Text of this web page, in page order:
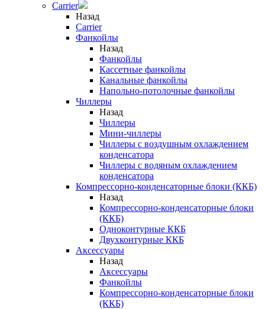
Carrier
Назад
Carrier
Фанкойлы
Назад
Фанкойлы
Кассетные фанкойлы
Канальные фанкойлы
Напольно-потолочные фанкойлы
Чиллеры
Назад
Чиллеры
Мини-чиллеры
Чиллеры с воздушным охлаждением
конденсатора
Чиллеры с водяным охлаждением
конденсатора
Компрессорно-конденсаторные блоки (ККБ)
Назад
Компрессорно-конденсаторные блоки
(ККБ)
Одноконтурные ККБ
Двухконтурные ККБ
Аксессуары
Назад
Аксессуары
Фанкойлы
Компрессорно-конденсаторные блоки
(ККБ)